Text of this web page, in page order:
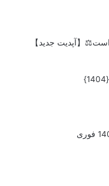
【آپدیت جدید】